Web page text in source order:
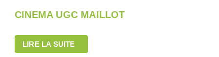
CINEMA UGC MAILLOT
LIRE LA SUITE